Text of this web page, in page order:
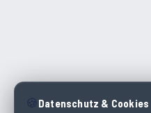
🍪 Datenschutz & Cookies